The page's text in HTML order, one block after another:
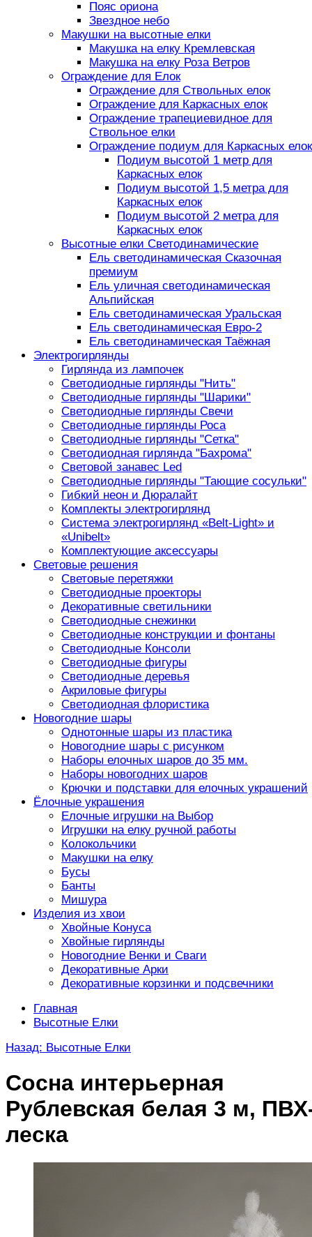
Пояс ориона
Звездное небо
Макушки на высотные елки
Макушка на елку Кремлевская
Макушка на елку Роза Ветров
Ограждение для Елок
Ограждение для Ствольных елок
Ограждение для Каркасных елок
Ограждение трапециевидное для
Ствольное елки
Ограждение подиум для Каркасных елок
Подиум высотой 1 метр для
Каркасных елок
Подиум высотой 1,5 метра для
Каркасных елок
Подиум высотой 2 метра для
Каркасных елок
Высотные елки Светодинамические
Ель светодинамическая Сказочная
премиум
Ель уличная светодинамическая
Альпийская
Ель светодинамическая Уральская
Ель светодинамическая Евро-2
Ель светодинамическая Таёжная
Электрогирлянды
Гирлянда из лампочек
Светодиодные гирлянды "Нить"
Светодиодные гирлянды "Шарики"
Светодиодные гирлянды Свечи
Светодиодные гирлянды Роса
Светодиодные гирлянды "Сетка"
Светодиодная гирлянда "Бахрома"
Световой занавес Led
Светодиодные гирлянды "Тающие сосульки"
Гибкий неон и Дюралайт
Комплекты электрогирлянд
Система электрогирлянд «Belt-Light» и
«Unibelt»
Комплектующие аксессуары
Световые решения
Световые перетяжки
Светодиодные проекторы
Декоративные светильники
Светодиодные снежинки
Светодиодные конструкции и фонтаны
Светодиодные Консоли
Светодиодные фигуры
Светодиодные деревья
Акриловые фигуры
Светодиодная флористика
Новогодние шары
Однотонные шары из пластика
Новогодние шары с рисунком
Наборы елочных шаров до 35 мм.
Наборы новогодних шаров
Крючки и подставки для елочных украшений
Ёлочные украшения
Елочные игрушки на Выбор
Игрушки на елку ручной работы
Колокольчики
Макушки на елку
Бусы
Банты
Мишура
Изделия из хвои
Хвойные Конуса
Хвойные гирлянды
Новогодние Венки и Сваги
Декоративные Арки
Декоративные корзинки и подсвечники
Главная
Высотные Елки
Назад: Высотные Елки
Сосна интерьерная
Рублевская белая 3 м,
леска